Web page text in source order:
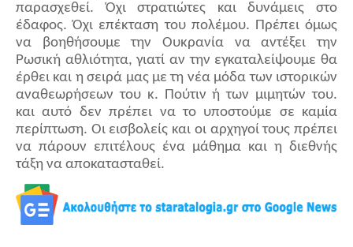
παρασχεθεί. Όχι στρατιώτες και δυνάμεις στο
έδαφος. Όχι επέκταση του πολέμου. Πρέπει όμως
να βοηθήσουμε την Ουκρανία να αντέξει την
Ρωσική αθλιότητα, γιατί αν την εγκαταλείψουμε θα
έρθει και η σειρά μας με τη νέα μόδα των ιστορικών
αναθεωρήσεων του κ. Πούτιν ή των μιμητών του.
και αυτό δεν πρέπει να το υποστούμε σε καμία
περίπτωση. Οι εισβολείς και οι αρχηγοί τους πρέπει
να πάρουν επιτέλους ένα μάθημα και η διεθνής
τάξη να αποκατασταθεί.